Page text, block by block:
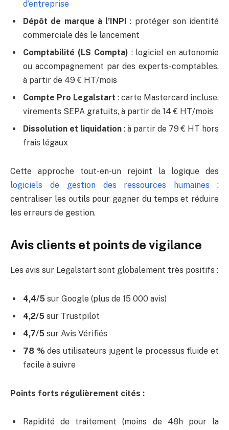
d’entreprise
Dépôt de marque à l’INPI
: protéger son identité
commerciale dès le lancement
Comptabilité (LS Compta) : logiciel en autonomie
ou accompagnement par des experts-comptables,
à partir de 49 € HT/mois
Compte Pro Legalstart : carte Mastercard incluse,
virements SEPA gratuits, à partir de 14 € HT/mois
Dissolution et liquidation : à partir de 79 € HT hors
frais légaux
Cette approche tout-en-un rejoint la logique des
logiciels de gestion des ressources humaines :
centraliser les outils pour gagner du temps et réduire
les erreurs de gestion.
Avis clients et points de vigilance
Les avis sur Legalstart sont globalement très positifs :
4,4/5 sur Google (plus de 15 000 avis)
4,2/5 sur Trustpilot
4,7/5 sur Avis Vérifiés
78 %des utilisateurs jugent le processus fluide et
facile à suivre
Points forts régulièrement cités :
Rapidité de traitement (moins de 48h pour la